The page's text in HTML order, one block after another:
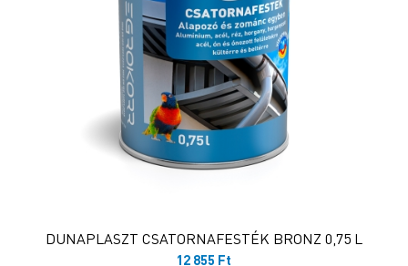
DUNAPLASZT CSATORNAFESTÉK BRONZ 0,75 L
12 855 Ft